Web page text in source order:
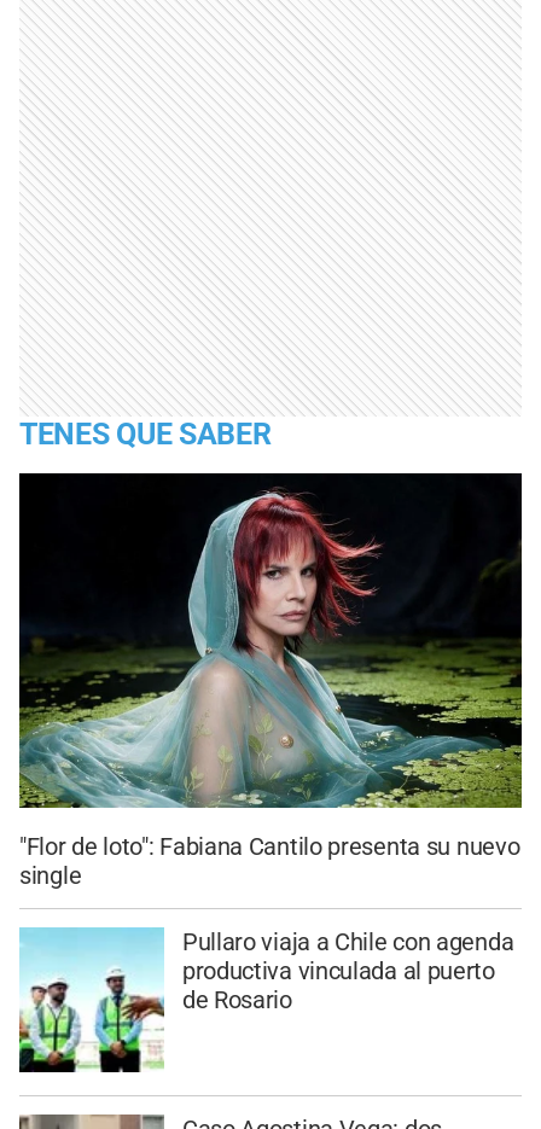
TENES QUE SABER
"Flor de loto": Fabiana Cantilo presenta su nuevo
single
Pullaro viaja a Chile con agenda
productiva vinculada al puerto
de Rosario